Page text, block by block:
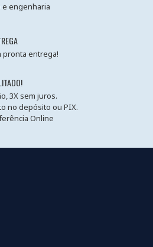
e engenharia
pronta entrega!
3X sem juros.
no depósito ou PIX.
Online